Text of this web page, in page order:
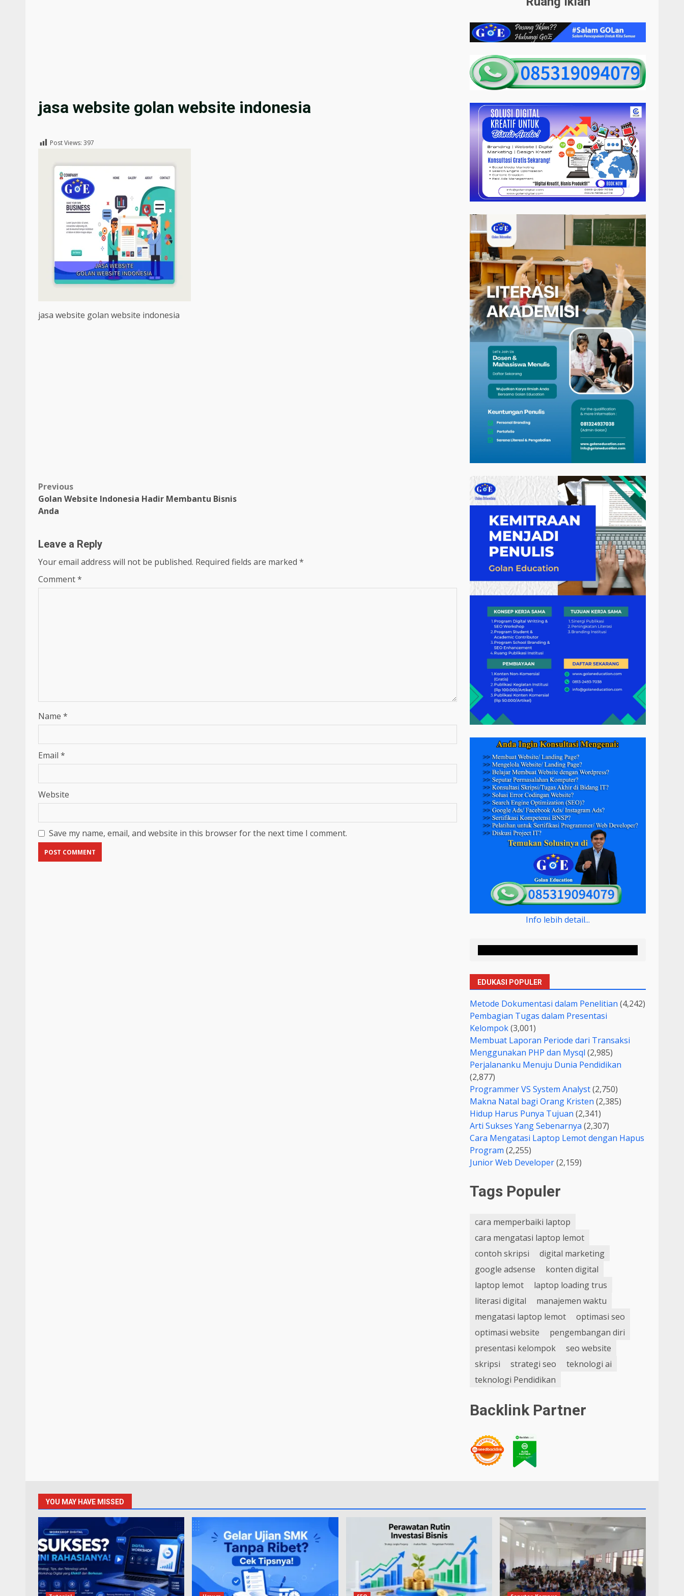
jasa website golan website indonesia
Post Views: 397
jasa website golan website indonesia
Post
navigation
Previous
Golan Website Indonesia Hadir Membantu Bisnis
Anda
Leave a Reply
Your email address will not be published. Required fields are marked *
Comment*
Name *
Email *
Website
Save my name, email, and website in this browser for the next time I comment.
Info lebih detail...
EDUKASI POPULER
Metode Dokumentasi dalam Penelitian (4,242)
Pembagian Tugas dalam Presentasi
Kelompok(3,001)
Membuat Laporan Periode dari Transaksi
Menggunakan PHP dan Mysql (2,985)
Perjalananku Menuju Dunia Pendidikan
(2,877)
Programmer VS System Analyst(2,750)
Makna Natal bagi Orang Kristen (2,385)
Hidup Harus Punya Tujuan (2,341)
Arti Sukses Yang Sebenarnya (2,307)
Cara Mengatasi Laptop Lemot dengan Hapus
Program (2,255)
Junior Web Developer(2,159)
Tags Populer
cara memperbaiki laptop
cara mengatasi laptop lemot
contoh skripsi
digital marketing
google adsense
konten digital
laptop lemot
laptop loading trus
literasi digital
manajemen waktu
mengatasi laptop lemot
optimasi seo
optimasi website
pengembangan diri
presentasi kelompok
seo website
skripsi
strategi seo
teknologi ai
teknologi Pendidikan
Backlink Partner
YOU MAY HAVE MISSED